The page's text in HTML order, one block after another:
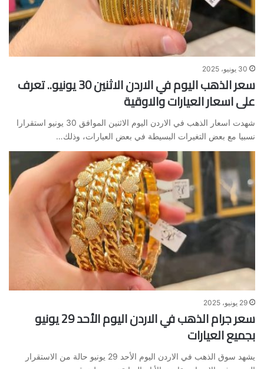
30 يونيو، 2025
سعر الذهب اليوم في الاردن الاثنين 30 يونيو.. تعرف
على اسعار العيارات والاوقية
شهدت اسعار الذهب في الاردن اليوم الاثنين الموافق 30 يونيو استقرارا
نسبيا مع بعض التغيرات البسيطة في بعض العيارات، وذلك…
29 يونيو، 2025
سعر جرام الذهب في الاردن اليوم الأحد 29 يونيو
بجميع العيارات
يشهد سوق الذهب في الاردن اليوم الأحد 29 يونيو حالة من الاستقرار